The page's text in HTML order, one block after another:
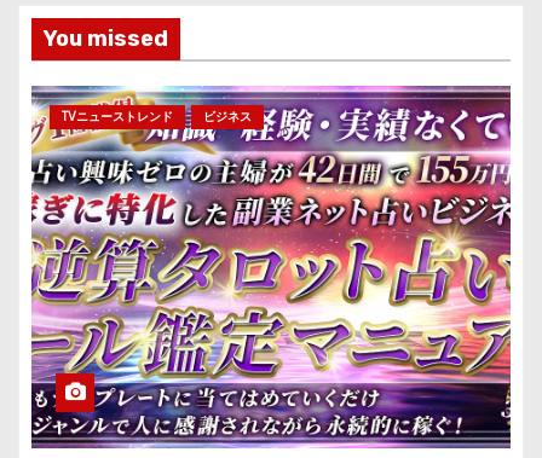
You missed
TVニューストレンド ビジネス